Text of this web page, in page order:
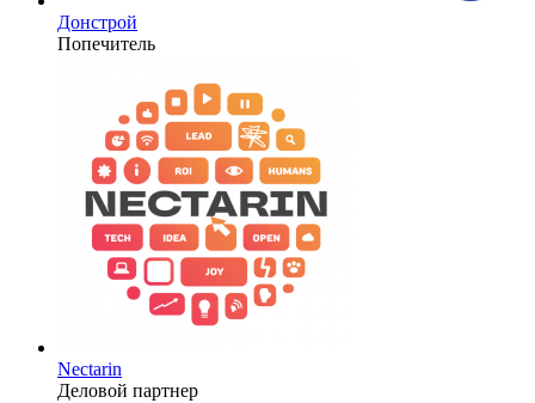
Донстрой
Попечитель
Nectarin
Деловой партнер